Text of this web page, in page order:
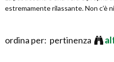
estremamente rilassante. Non c’è
ordina per: pertinenza